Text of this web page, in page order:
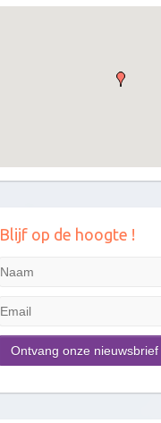
Blijf op de hoogte !